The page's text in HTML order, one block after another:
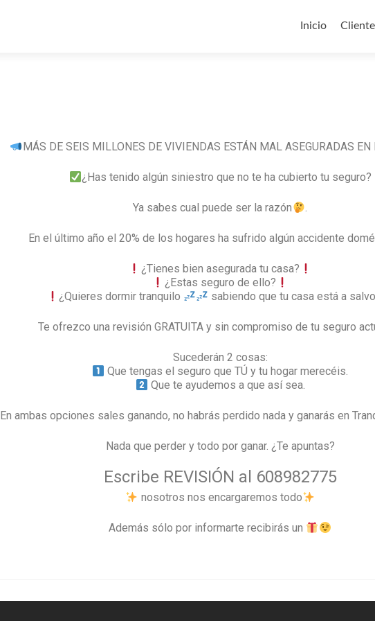
Inicio
MÁS DE SEIS MILLONES DE VIVIENDAS ESTÁN MAL ASEGURADAS EN
¿Has tenido algún siniestro que no te ha cubierto tu seguro?
Ya sabes cual puede ser la razón .
En el último año el 20% de los hogares ha sufrido algún accidente
¿Tienes bien asegurada tu casa?
¿Estas seguro de ello?
¿Quieres dormir tranquilo
sabiendo que tu casa está a
Te ofrezco una revisión GRATUITA y sin compromiso de tu seguro
Sucederán 2 cosas:
Que tengas el seguro que TÚ y tu hogar merecéis.
Que te ayudemos a que así sea.
En ambas opciones sales ganando, no habrás perdido nada y ganarás en
Nada que perder y todo por ganar. ¿Te apuntas?
Escribe REVISIÓN al 608982775
nosotros nos encargaremos todo
Además sólo por informarte recibirás un